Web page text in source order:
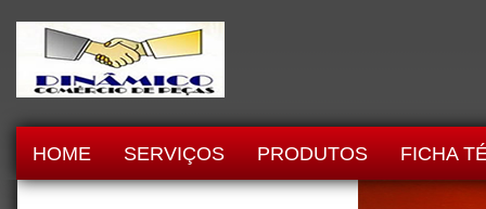
HOME SERVIÇOS PRODUTOS FICHA